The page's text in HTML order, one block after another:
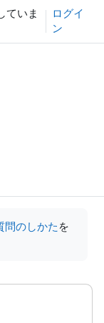
ていま
ログイ
ン
問のしかた を